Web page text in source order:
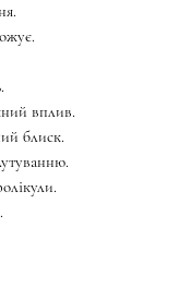
вплив.
блиск.